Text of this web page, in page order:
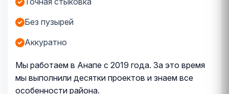
Без пузырей
Аккуратно
Мы работаем в Анапе с 2019 года. За это время
мы выполнили десятки проектов и знаем все
особенности района.